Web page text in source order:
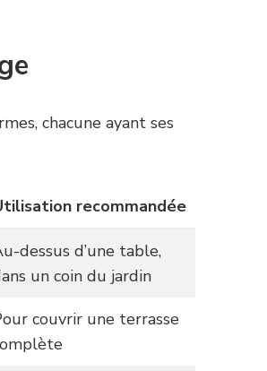
chacune ayant ses
recommandée
dessus d’une table,
un coin du jardin
couvrir une terrasse